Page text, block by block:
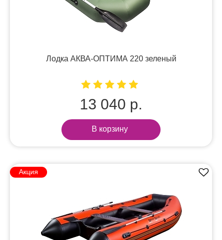
Лодка АКВА-ОПТИМА 220 зеленый
13 040 р.
В корзину
Акция